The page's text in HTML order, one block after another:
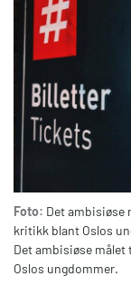
Foto: Det ambisiøse
kritikk blant Oslos
Det ambisiøse
Oslos ungdommer.